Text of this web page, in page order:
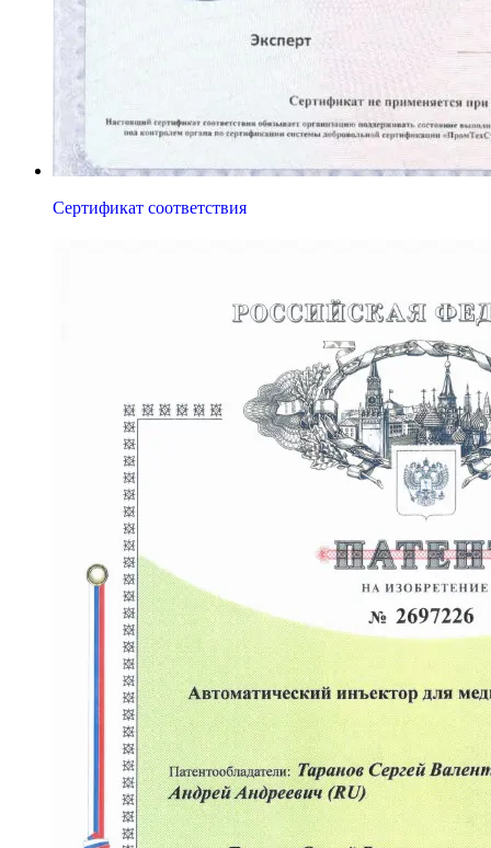
Сертификат соответствия